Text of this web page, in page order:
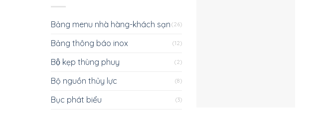
Bảng menu nhà hàng-khách sạn (26)
Bảng thông báo inox (12)
Bộ kẹp thùng phuy (2)
Bộ nguồn thủy lực (8)
Bục phát biểu (3)